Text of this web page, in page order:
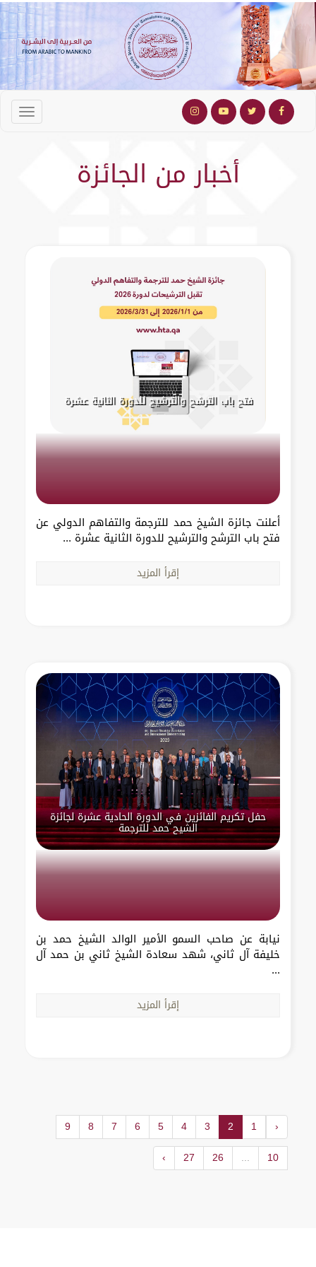
أخبار من الجائزة
فتح باب الترشح والترشيح للدورة الثانية عشرة
أعلنت جائزة الشيخ حمد للترجمة والتفاهم الدولي عن
فتح باب الترشح والترشيح للدورة الثانية عشرة ...
إقرأ المزيد
حفل تكريم الفائزين في الدورة الحادية عشرة لجائزة
الشيح حمد للترجمة
نيابة عن صاحب السمو الأمير الوالد الشيخ حمد بن
خليفة آل ثاني، شهد سعادة الشيخ ثاني بن حمد آل
...
إقرأ المزيد
‹
1
2
3
4
5
6
7
8
9
10
...
26
27
›